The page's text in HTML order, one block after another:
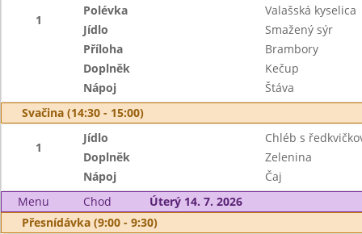
1
Polévka
Valašská kyselica
Jídlo
Smažený sýr
Příloha
Brambory
Doplněk
Kečup
Nápoj
Štáva
Svačina (14:30 - 15:00)
1
Jídlo
Chléb s
Doplněk
Zelenina
Nápoj
Čaj
Menu
Chod
Úterý 14. 7. 2026
Přesnídávka (9:00 - 9:30)